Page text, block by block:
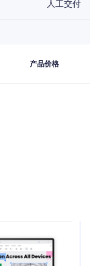
人工交付
产品价格